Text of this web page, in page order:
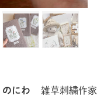
のにわ 雑草刺繍作家